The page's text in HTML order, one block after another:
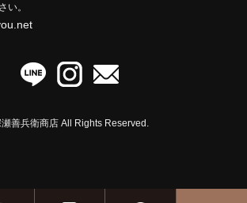
い。
善兵衛商店 All Rights Reserved.